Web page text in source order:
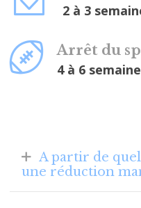
2 à 3
Arrêt du
4 à 6
A partir de
une réduction